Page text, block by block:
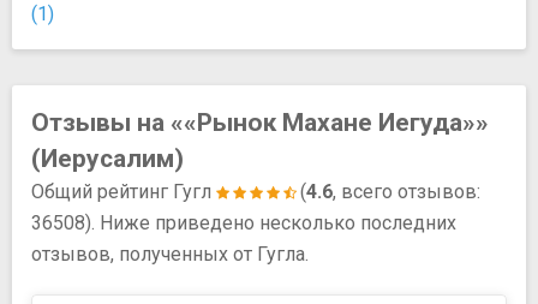
(1)
Отзывы на ««Рынок Махане Иегуда»»
(Иерусалим)
Общий рейтинг Гугл (4.6, всего отзывов:
36508). Ниже приведено несколько последних
отзывов, полученных от Гугла.